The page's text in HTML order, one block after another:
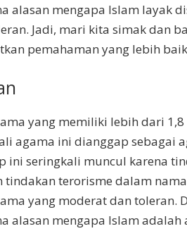
alasan mengapa Islam layak
Jadi, mari kita simak dan
pemahaman yang lebih
yang memiliki lebih dari
agama ini dianggap sebagai
ini seringkali muncul karena
tindakan terorisme dalam
yang moderat dan toleran.
alasan mengapa Islam